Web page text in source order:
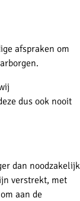
afspraken om
dus ook nooit
dan noodzakelijk
verstrekt, met
aan de